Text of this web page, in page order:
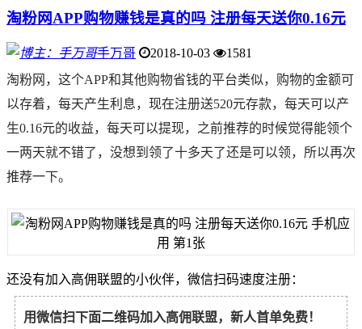
淘粉网APP购物赚钱是真的吗 注册每天送你0.16元
手万哥 2018-10-03
1581
淘粉网，这个APP和其他购物省钱的平台类似，购物的金额可
以存着，每天产生利息，现在注册送520元存款，每天可以产
生0.16元的收益，每天可以提现，之前推荐的时候觉得能领个
一两天就不错了，没想到领了十多天了还是可以领，所以再次
推荐一下。
还没有加入高佣联盟的小伙伴，微信扫码速度注册：
用微信扫下面二维码加入高佣联盟，新人首单免费！